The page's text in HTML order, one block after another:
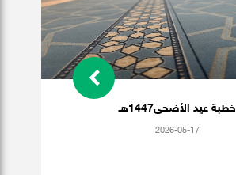
خطبة عيد الأضحى1447هـ
2026-05-17